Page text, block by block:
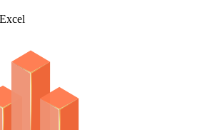
портфель наиболее эффективным